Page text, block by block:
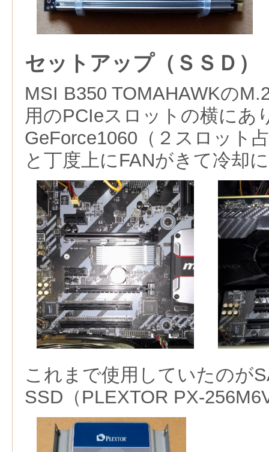
セットアップ（ＳＳＤ）
MSI B350 TOMAHAWKの
用のPCIeスロットの横にあ
GeForce1060（２スロット
と丁度上にFANがきて冷却
これまで使用していたのが
SSD（PLEXTOR PX-